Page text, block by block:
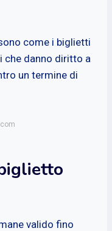
come i biglietti
che danno diritto a
un termine di
valido fino